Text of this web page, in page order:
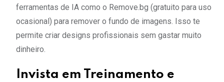
ferramentas de IA como o Remove.bg (gratuito para uso
ocasional) para remover o fundo de imagens. Isso te
permite criar designs profissionais sem gastar muito
dinheiro.
Invista em Treinamento e